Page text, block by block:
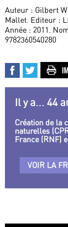
Auteur : Gilbert
Mallet. Editeur :
Année : 2011.
9782360540280
Il y a... 44
Création de la
naturelles
France (RNF)
VOIR LA